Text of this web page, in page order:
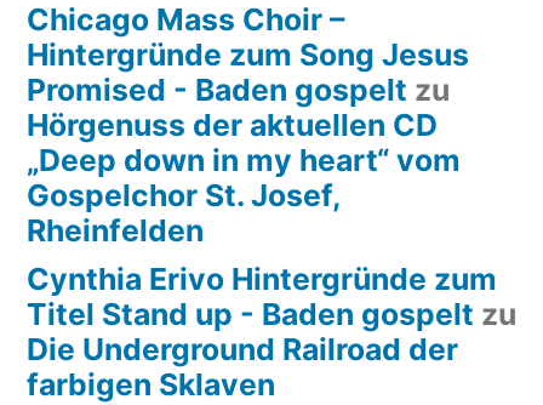
Chicago Mass Choir –
Hintergründe zum Song Jesus
Promised - Baden gospelt zu
Hörgenuss der aktuellen CD
„Deep down in my heart“ vom
Gospelchor St. Josef,
Rheinfelden
Cynthia Erivo Hintergründe zum
Titel Stand up - Baden gospelt zu
Die Underground Railroad der
farbigen Sklaven